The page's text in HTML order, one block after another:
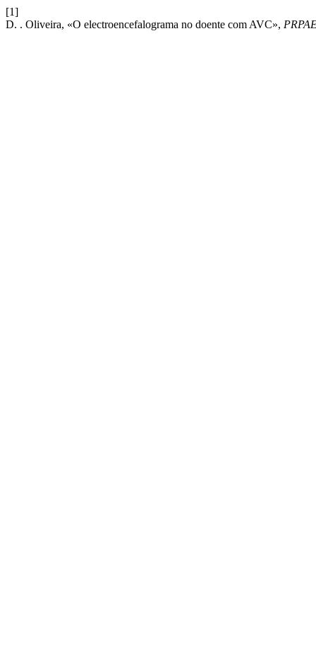
[1]
D. . Oliveira, «O electroencefalograma no doente com AVC»,